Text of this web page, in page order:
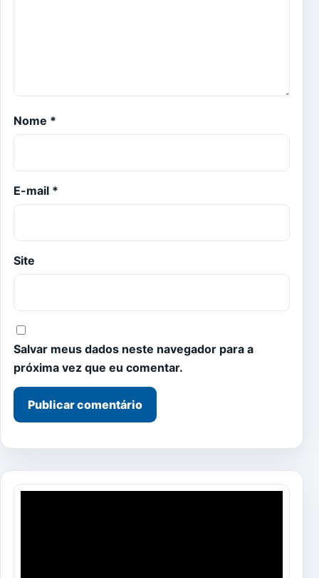
Nome *
E-mail *
Site
Salvar meus dados neste navegador para a
próxima vez que eu comentar.